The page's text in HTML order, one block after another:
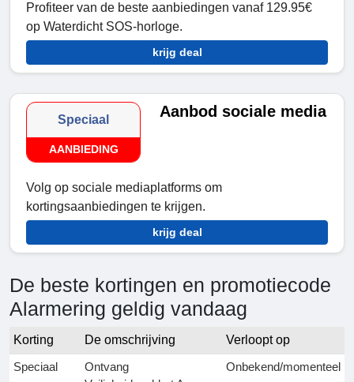
Profiteer van de beste aanbiedingen vanaf 129.95€
op Waterdicht SOS-horloge.
krijg deal
Speciaal
AANBIEDING
Aanbod sociale media
Volg op sociale mediaplatforms om
kortingsaanbiedingen te krijgen.
krijg deal
De beste kortingen en promotiecode
Alarmering geldig vandaag
Korting De omschrijving
Verloopt op
Speciaal
Ontvang
Onbekend/momenteel